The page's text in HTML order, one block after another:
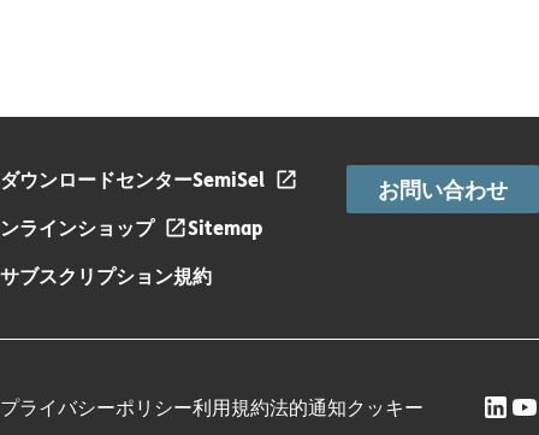
ダウンロードセンターSemiSel
ンラインショップ
Sitemap
サブスクリプション規約
お問い合わせ
プライバシーポリシー利用規約法的通知クッキー